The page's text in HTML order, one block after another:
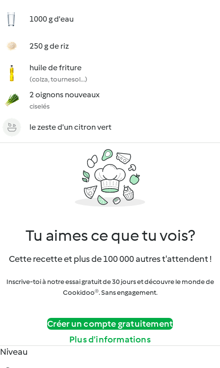
1000 g d'eau
250 g de riz
huile de friture
(colza, tournesol...)
2 oignons nouveaux
ciselés
le zeste d'un citron vert
Tu aimes ce que tu vois?
Cette recette et plus de 100 000 autres t'attendent !
Inscrive-toi à notre essai gratuit de 30 jours et découvre le monde de
Cookidoo®. Sans engagement.
Créer un compte gratuitement
Plus d’informations
Niveau